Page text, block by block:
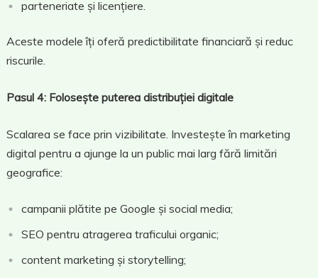
parteneriate și licențiere.
Aceste modele îți oferă predictibilitate financiară și reduc
riscurile.
Pasul 4: Folosește puterea distribuției digitale
Scalarea se face prin vizibilitate. Investește în marketing
digital pentru a ajunge la un public mai larg fără limitări
geografice:
campanii plătite pe Google și social media;
SEO pentru atragerea traficului organic;
content marketing și storytelling;